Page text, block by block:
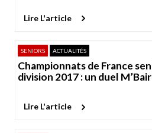
Lire L'article
SENIORS ACTUALITÉS
Championnats de France
division 2017 : un duel
Lire L'article